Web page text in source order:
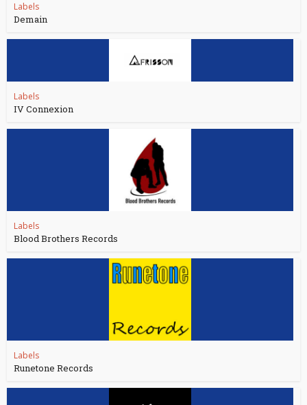
Labels
Demain
Labels
IV Connexion
Labels
Blood Brothers Records
Labels
Runetone Records